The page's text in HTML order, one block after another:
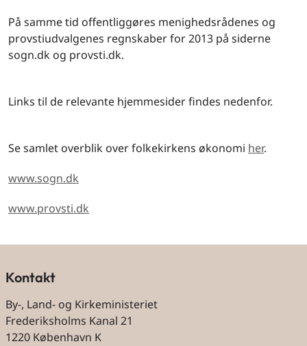
På samme tid offentliggøres menighedsrådenes og
provstiudvalgenes regnskaber for 2013 på siderne
sogn.dk og provsti.dk.
Links til de relevante hjemmesider findes nedenfor.
Se samlet overblik over folkekirkens økonomi her.
www.sogn.dk
www.provsti.dk
Kontakt
By-, Land- og Kirkeministeriet
Frederiksholms Kanal 21
1220 København K